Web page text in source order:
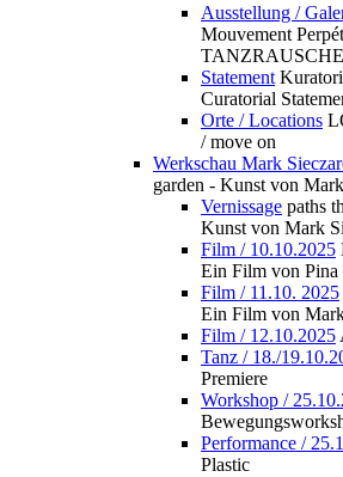
Ausstellung /
Mouvement
Statement
Curatorial
Orte / Locations
/ move on
Werkschau Mark
garden - Kunst von
Vernissage paths
Kunst von Mark
Film / 10.10.2025
Ein Film von Pina
Film / 11.10. 2025
Ein Film von
Film / 12.10.2025
Tanz / 18./
Premiere
Workshop /
Performance /
Plastic